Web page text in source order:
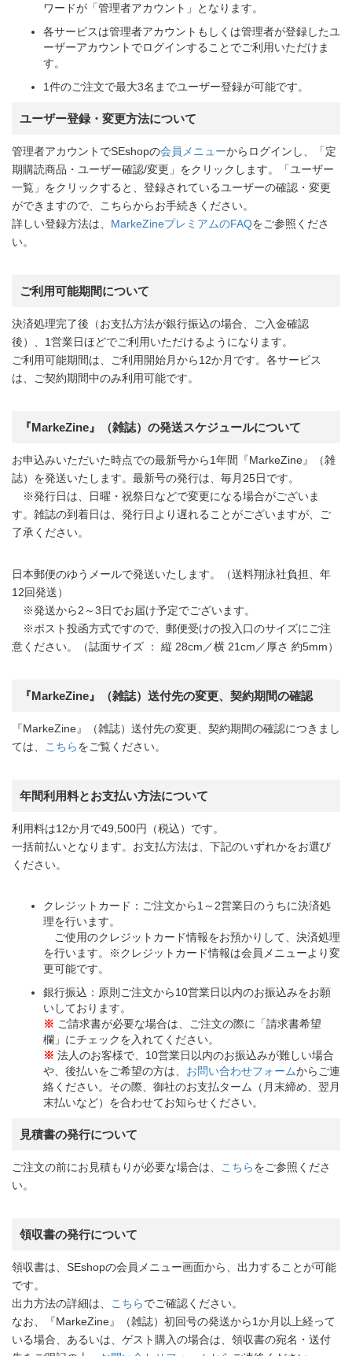
ワードが「管理者アカウント」となります。
各サービスは管理者アカウントもしくは管理者が登録したユ
ーザーアカウントでログインすることでご利用いただけま
す。
1件のご注文で最大3名までユーザー登録が可能です。
ユーザー登録・変更方法について
管理者アカウントでSEshopの会員メニューからログインし、「定
期購読商品・ユーザー確認/変更」をクリックします。「ユーザー
一覧」をクリックすると、登録されているユーザーの確認・変更
ができますので、こちらからお手続きください。
詳しい登録方法は、 MarkeZineプレミアムのFAQをご参照くださ
い。
ご利用可能期間について
決済処理完了後（お支払方法が銀行振込の場合、ご入金確認
後）、1営業日ほどでご利用いただけるようになります。
ご利用可能期間は、ご利用開始月から12か月です。各サービス
は、ご契約期間中のみ利用可能です。
『MarkeZine』（雑誌）の発送スケジュールについて
お申込みいただいた時点での最新号から1年間『MarkeZine』（雑
誌）を発送いたします。最新号の発行は、毎月25日です。
※発行日は、日曜・祝祭日などで変更になる場合がございま
す。雑誌の到着日は、発行日より遅れることがございますが、ご
了承ください。
日本郵便のゆうメールで発送いたします。（送料翔泳社負担、年
12回発送）
※発送から2～3日でお届け予定でございます。
※ポスト投函方式ですので、郵便受けの投入口のサイズにご注
意ください。（誌面サイズ ： 縦 28cm／横 21cm／厚さ 約5mm）
『MarkeZine』（雑誌）送付先の変更、契約期間の確認
『MarkeZine』（雑誌）送付先の変更、契約期間の確認につきまし
ては、
こちらをご覧ください。
年間利用料とお支払い方法について
利用料は12か月で49,500円（税込）です。
一括前払いとなります。お支払方法は、下記のいずれかをお選び
ください。
クレジットカード：ご注文から1～2営業日のうちに決済処
理を行います。
ご使用のクレジットカード情報をお預かりして、決済処理
を行います。※クレジットカード情報は会員メニューより変
更可能です。
銀行振込：原則ご注文から10営業日以内のお振込みをお願
いしております。
※ ご請求書が必要な場合は、ご注文の際に「請求書希望
欄」にチェックを入れてください。
※ 法人のお客様で、10営業日以内のお振込みが難しい場合
や、後払いをご希望の方は、 お問い合わせフォームからご連
絡ください。その際、御社のお支払ターム（月末締め、翌月
末払いなど）を合わせてお知らせください。
見積書の発行について
ご注文の前にお見積もりが必要な場合は、 こちらをご参照くださ
い。
領収書の発行について
領収書は、SEshopの会員メニュー画面から、出力することが可能
です。
出力方法の詳細は、
こちらでご確認ください。
なお、『MarkeZine』（雑誌）初回号の発送から1か月以上経って
いる場合、あるいは、ゲスト購入の場合は、領収書の宛名・送付